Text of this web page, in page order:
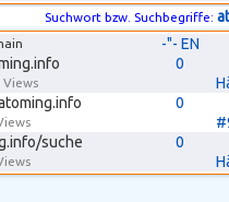
Suchwort bzw. Suchbegriffe:
-"- EN
0
Views
0
suche 0